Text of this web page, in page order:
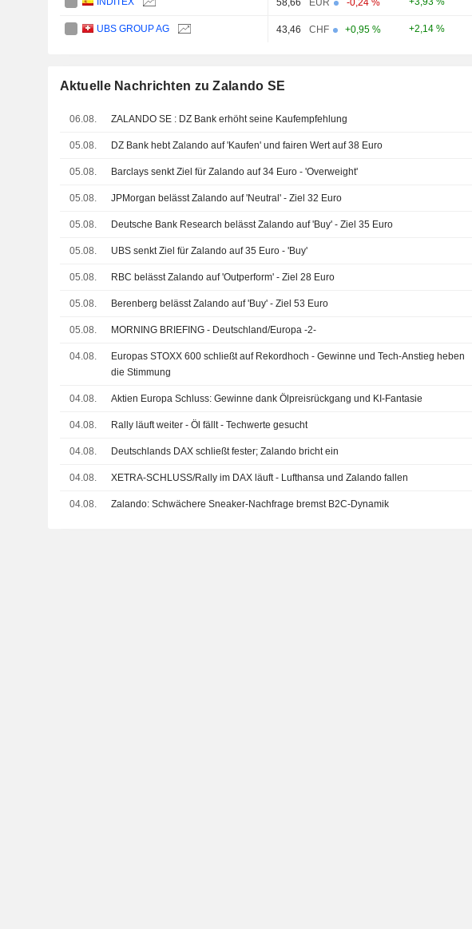
58,66 EUR -0,24 %
UBS GROUP AG 43,46 CHF +0,95 % +2,14 %
Aktuelle Nachrichten zu Zalando SE
06.08. ZALANDO SE : DZ Bank erhöht seine Kaufempfehlung
05.08. DZ Bank hebt Zalando auf 'Kaufen' und fairen Wert auf 38 Euro
05.08. Barclays senkt Ziel für Zalando auf 34 Euro - 'Overweight'
05.08. JPMorgan belässt Zalando auf 'Neutral' - Ziel 32 Euro
05.08. Deutsche Bank Research belässt Zalando auf 'Buy' - Ziel 35 Euro
05.08. UBS senkt Ziel für Zalando auf 35 Euro - 'Buy'
05.08. RBC belässt Zalando auf 'Outperform' - Ziel 28 Euro
05.08. Berenberg belässt Zalando auf 'Buy' - Ziel 53 Euro
05.08. MORNING BRIEFING - Deutschland/Europa -2-
04.08.
Europas STOXX 600 schließt auf Rekordhoch - Gewinne und Tech-Anstieg heben
die Stimmung
04.08. Aktien Europa Schluss: Gewinne dank Ölpreisrückgang und KI-Fantasie
04.08. Rally läuft weiter - Öl fällt - Techwerte gesucht
04.08. Deutschlands DAX schließt fester; Zalando bricht ein
04.08. XETRA-SCHLUSS/Rally im DAX läuft - Lufthansa und Zalando fallen
04.08. Zalando: Schwächere Sneaker-Nachfrage bremst B2C-Dynamik